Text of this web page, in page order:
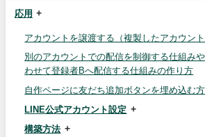
応用
アカウントを譲渡する（複製したアカウン
別のアカウントでの配信を制御する仕組み
わせて登録者Bへ配信する仕組みの作り方
自作ページに友だち追加ボタンを埋め込む
LINE公式アカウント設定
構築方法